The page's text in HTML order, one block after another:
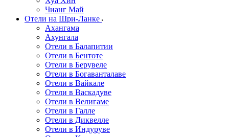
Чианг Май
Отели на Шри-Ланке
Ахангама
Ахунгала
Отели в Балапитии
Отели в Бентоте
Отели в Берувеле
Отели в Богаванталаве
Отели в Вайкале
Отели в Васкадуве
Отели в Велигаме
Отели в Галле
Отели в Диквелле
Отели в Индуруве